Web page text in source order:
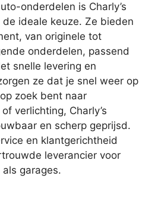
onderdelen is Charly’s
de ideale keuze. Ze bieden
van originele tot
onderdelen, passend
snelle levering en
ze dat je snel weer op
zoek bent naar
verlichting, Charly’s
en scherp geprijsd.
en klantgerichtheid
leverancier voor
garages.